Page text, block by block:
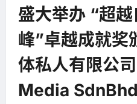
盛大举办 “超
峰”卓越成就奖
体私人有限公
Media